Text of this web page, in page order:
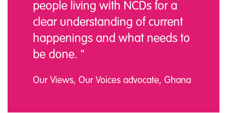
people living with NCDs for a
clear understanding of current
happenings and what needs to
be done. "
Our Views, Our Voices advocate, Ghana